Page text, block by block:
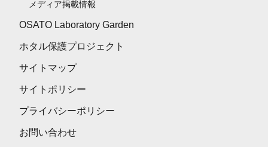
メディア掲載情報
OSATO Laboratory Garden
ホタル保護プロジェクト
サイトマップ
サイトポリシー
プライバシーポリシー
お問い合わせ